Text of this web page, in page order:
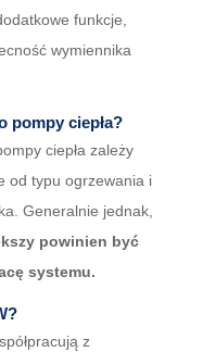
funkcje,
wymiennika
pompy ciepła?
ciepła zależy
od typu ogrzewania i
Generalnie jednak,
powinien być
systemu.
z